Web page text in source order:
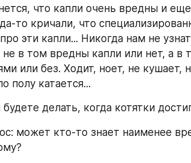
что капли очень вредны и
то кричали, что
эти капли... Никогда нам не
в том вредны капли или нет, а в
или без. Ходит, ноет, не кушает,
полу катается...
делать, когда котятки
может кто-то знает наименее